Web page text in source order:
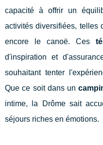
capacité à offrir un
activités diversifiées, telles
encore le canoë. Ces
d'inspiration et
souhaitant tenter
Que ce soit dans un
intime, la Drôme sait
séjours riches en émotions.